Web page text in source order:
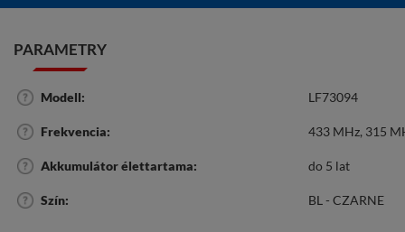
PARAMETRY
Modell LF73094
Frekvencia 433 MHz 315
Akkumulátor élettartama do 5 lat
Szín BL - CZARNE